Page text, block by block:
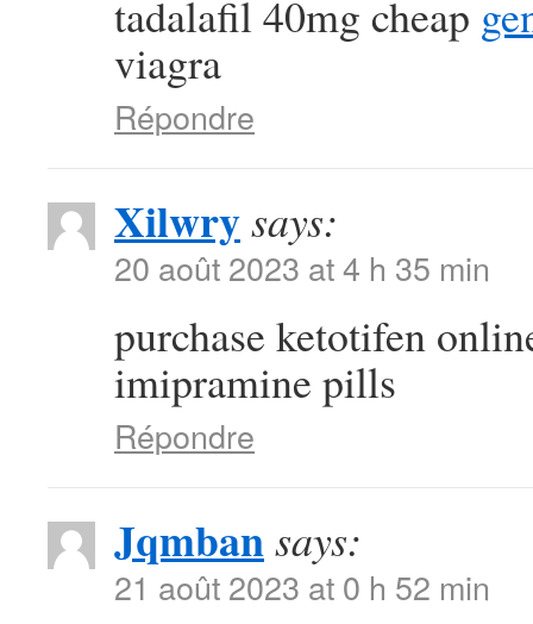
tadalafil 40mg cheap
viagra
Répondre
Xilwrysays:
20 août 2023 at 4 h 35 min
purchase ketotifen
imipramine pills
Répondre
Jqmbansays:
21 août 2023 at 0 h 52 min